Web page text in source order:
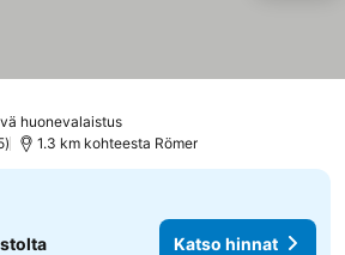
huonevalaistusKatso hinnat
1.3 km kohteesta Römer
Katso hinnat